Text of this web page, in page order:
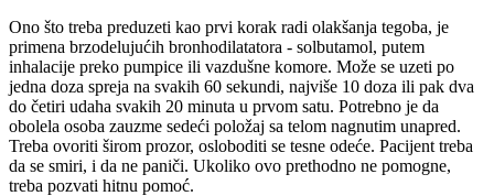
Ono što treba preduzeti kao prvi korak radi olakšanja tegoba, je
primena brzodelujućih bronhodilatatora - solbutamol, putem
inhalacije preko pumpice ili vazdušne komore. Može se uzeti po
jedna doza spreja na svakih 60 sekundi, najviše 10 doza ili pak dva
do četiri udaha svakih 20 minuta u prvom satu. Potrebno je da
obolela osoba zauzme sedeći položaj sa telom nagnutim unapred.
Treba ovoriti širom prozor, osloboditi se tesne odeće. Pacijent treba
da se smiri, i da ne paniči. Ukoliko ovo prethodno ne pomogne,
treba pozvati hitnu pomoć.